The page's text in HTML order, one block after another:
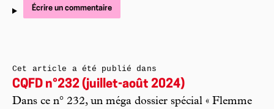
Écrire un commentaire
Cet article a été publié dans
CQFD n°232 (juillet-août 2024)
Dans ce n° 232, un méga dossier spécial « Flemme